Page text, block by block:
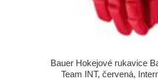
Bauer Hokejové rukavice
Team INT, červená,